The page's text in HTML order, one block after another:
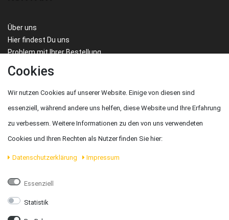
Über uns
Hier findest Du uns
Problem mit Ihrer Bestellung
FAQ/HILFE
Karl Amesbichler GmbH
Email:office@amesbichler.com
Cookies
Wir nutzen Cookies auf unserer Website. Einige von diesen sind
essenziell, während andere uns helfen, diese Website und Ihre Erfahrung
zu verbessern. Weitere Informationen zu den von uns verwendeten
Cookies und Ihren Rechten als Nutzer finden Sie hier:
Daten­schutz­erklärung Impressum
Essenziell
Statistik